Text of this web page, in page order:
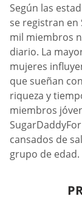
Según las
se registran en
mil miembros
diario. La
mujeres
que sueñan
riqueza y
miembros
cansados de
grupo de edad.